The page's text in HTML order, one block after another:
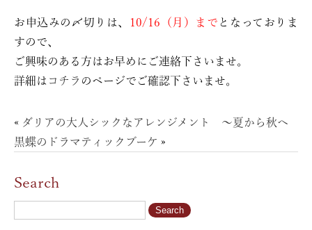
お申込みの〆切りは、 10/16（月）まで となっておりま
すので、
ご興味のある方はお早めにご連絡下さいませ。
詳細は コチラ のページでご確認下さいませ。
« ダリアの大人シックなアレンジメント 〜夏から秋へ
黒蝶のドラマティックブーケ »
Search